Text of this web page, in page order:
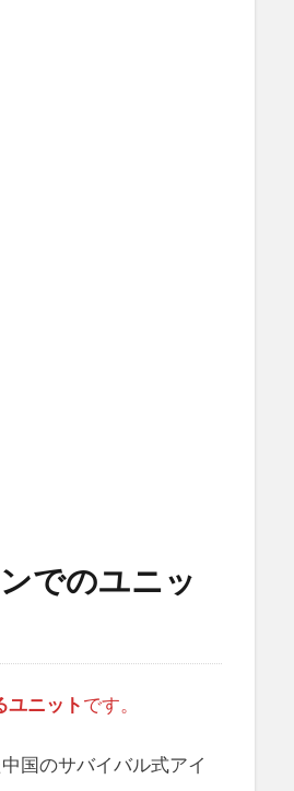
でのユニッ
ユニット です。
国のサバイバル式アイ